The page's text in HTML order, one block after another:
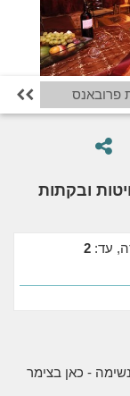
פרובאנס 
ובקתות
עד: 2
- כאן בצימר